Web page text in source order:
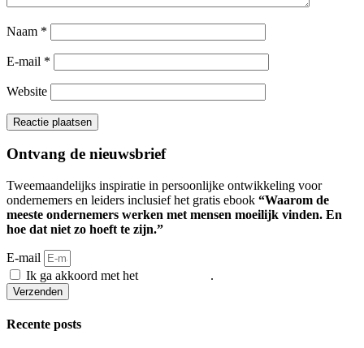
Naam *
E-mail *
Website
Ontvang de nieuwsbrief
Tweemaandelijks inspiratie in persoonlijke ontwikkeling voor
ondernemers en leiders inclusief het gratis ebook “Waarom de
meeste ondernemers werken met mensen moeilijk vinden. En
hoe dat niet zo hoeft te zijn.”
E-mail
Ik ga akkoord met het
.
Verzenden
Recente posts